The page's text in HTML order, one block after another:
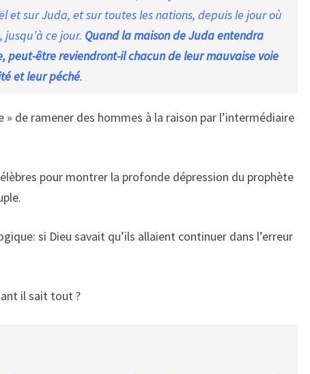
et sur Juda, et sur toutes les nations, depuis le jour où
ce jour. Quand la maison de Juda entendra
peut-être reviendront-il chacun de leur mauvaise voie
et leur péché.
» de ramener des hommes à la raison par l’intermédiaire
pour montrer la profonde dépression du prophète
si Dieu savait qu’ils allaient continuer dans l’erreur
il sait tout ?